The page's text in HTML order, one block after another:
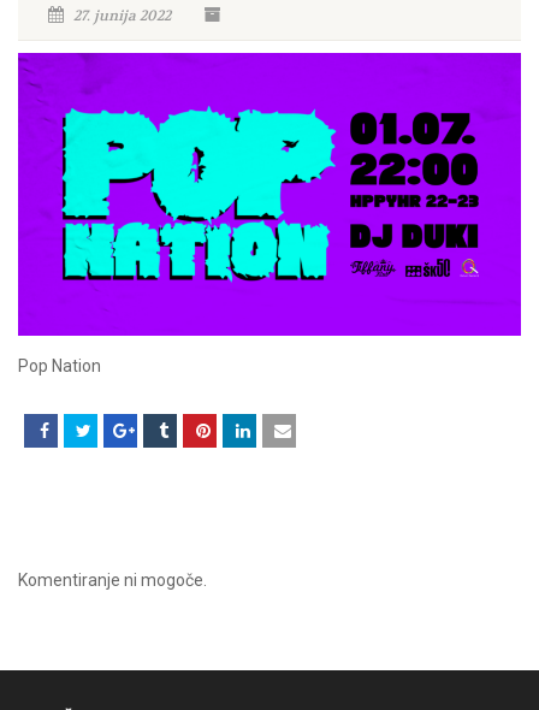
27. junija 2022
Pop Nation
Komentiranje ni mogoče.